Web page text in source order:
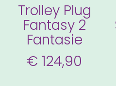
Trolley Plug
Fantasy 2
Fantasie
€ 124,90